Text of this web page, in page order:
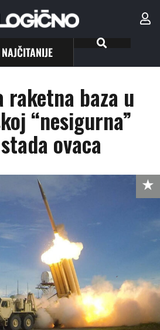
NAJČITANIJE
baza u
“nesigurna”
ovaca